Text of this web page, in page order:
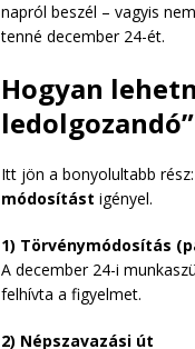
napról beszél – vagyis
tenné december 24-ét.
Hogyan
Itt jön a bonyolultabb
módosítást igényel.
1) Törvénymódosítás
A december 24-i
felhívta a figyelmet.
2) Népszavazási út